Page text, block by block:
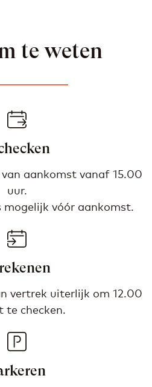
te weten
aankomst vanaf 15.00
uur.
mogelijk vóór aankomst.
vertrek uiterlijk om 12.00
te checken.